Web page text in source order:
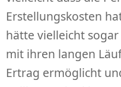
Erstellungskosten
hätte vielleicht
mit ihren langen
Ertrag ermöglicht